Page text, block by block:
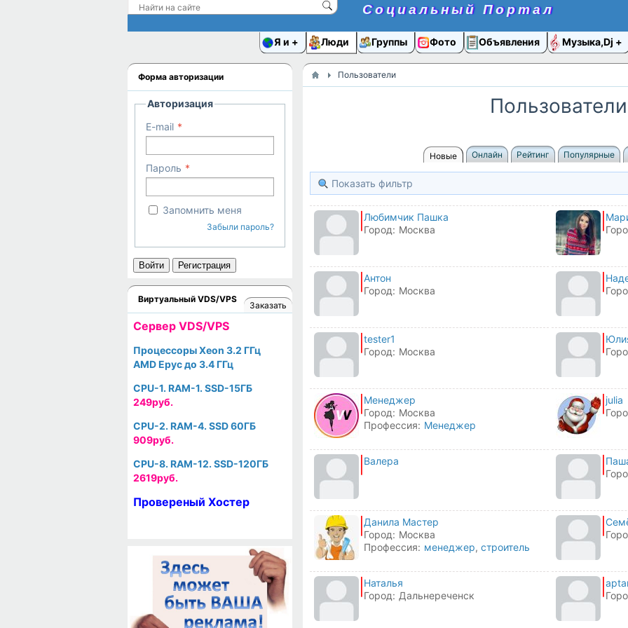
Социальный Портал
Я и Люди Группы Фото Объявления Музыка,Dj
Пользователи
Пользователи
Новые Онлайн Рейтинг Популярные
Показать фильтр
Любимчик Пашка
Город: Москва
Антон
Город: Москва
tester1
Город: Москва
Менеджер
Город: Москва
Профессия: Менеджер
julia
Валера
Данила Мастер
Город: Москва
Профессия: менеджер, строитель
Наталья
Город: Дальнереченск
Форма авторизации
Авторизация
E-mail
Пароль
Запомнить меня
Забыли пароль?
Войти Регистрация
Виртуальный VDS/VPS
Заказать
Cервер VDS/VPS
Процессоры Xeon 3.2 ГГц
AMD Epyc до 3.4 ГГц
CPU-1. RAM-1. SSD-15ГБ
249руб.
CPU-2. RAM-4. SSD 60ГБ
909руб.
CPU-8. RAM-12. SSD-120ГБ
2619руб.
Провереный Хостер